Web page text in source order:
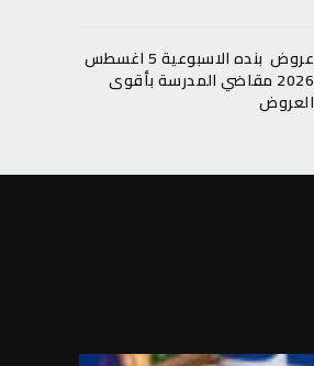
عروض بنده الاسبوعية 5 اغسطس
2026 مقاضي المدرسة بأقوى
العروض